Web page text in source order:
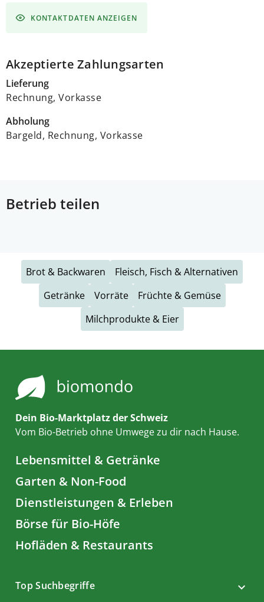
KONTAKTDATEN ANZEIGEN
Akzeptierte Zahlungsarten
Lieferung
Rechnung, Vorkasse
Abholung
Bargeld, Rechnung, Vorkasse
Betrieb teilen
Brot & Backwaren
Fleisch, Fisch & Alternativen
Getränke
Vorräte
Früchte & Gemüse
Milchprodukte & Eier
Dein Bio-Marktplatz der Schweiz
Vom Bio-Betrieb ohne Umwege zu dir nach Hause.
Lebensmittel & Getränke
Garten & Non-Food
Dienstleistungen & Erleben
Börse für Bio-Höfe
Hofläden & Restaurants
Top Suchbegriffe